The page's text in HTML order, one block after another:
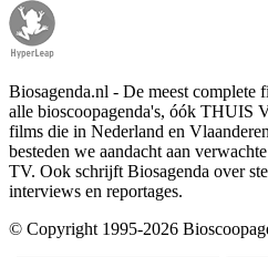
Biosagenda.nl - De meest complete
alle bioscoopagenda's, óók THUIS
films die in Nederland en
besteden we aandacht aan
TV. Ook schrijft Biosagenda over
interviews en reportages.
© Copyright 1995-2026